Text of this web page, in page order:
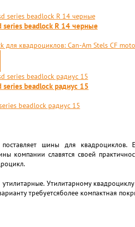
series beadlock R 14 черные
квадроциклов: Can-Am Stels CF
beadlock радиус 15
beadlock радиус 15
шины для квадроциклов.
компании славятся своей
Утилитарному
требуетсяболее компактная